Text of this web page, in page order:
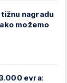
nagradu
možemo
evra: